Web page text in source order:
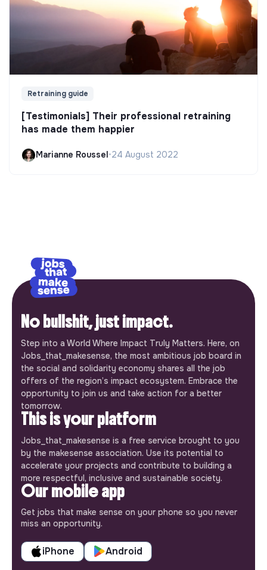
Retraining guide
[Testimonials] Their professional retraining
has made them happier
Marianne Roussel •24 August 2022
No bullshit, just impact.
Step into a World Where Impact Truly Matters. Here, on
Jobs_that_makesense, the most ambitious job board in
the social and solidarity economy shares all the job
offers of the region’s impact ecosystem. Embrace the
opportunity to join us and take action for a better
tomorrow.
This is your platform
Jobs_that_makesense is a free service brought to you
by the makesense association. Use its potential to
accelerate your projects and contribute to building a
more respectful, inclusive and sustainable society.
Our mobile app
Get jobs that make sense on your phone so you never
miss an opportunity.
iPhone Android